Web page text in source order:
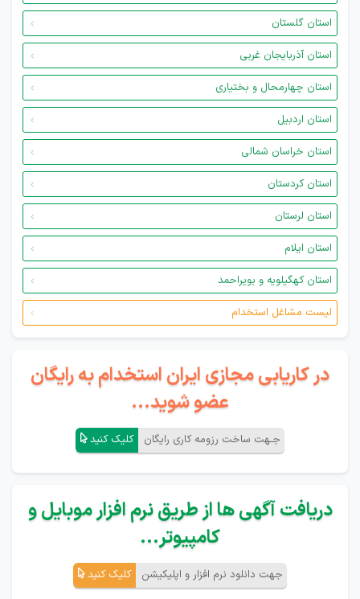
استان گلستان
استان آذربایجان غربی
استان چهارمحال و بختیاری
استان اردبیل
استان خراسان شمالی
استان کردستان
استان لرستان
استان ایلام
استان کهگیلویه و بویراحمد
لیست مشاغل استخدام
در کاریابی مجازی ایران استخدام به رایگان
عضو شوید...
جـهت ساخت رزومه کاری رایگان کلیک کنید
دریافت آگهی ها از طریق نرم افزار موبایل و
کامپیوتر...
جهت دانلود نرم افزار و اپلیکیشن کلیک کنید